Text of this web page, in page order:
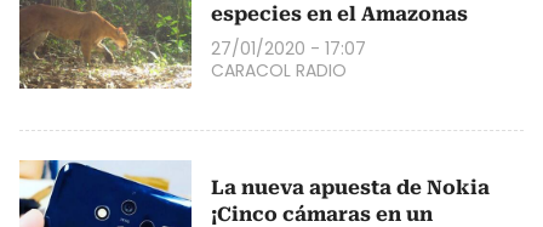
especies en el Amazonas
27/01/2020 - 17:07
CARACOL RADIO
La nueva apuesta de Nokia
¡Cinco cámaras en un